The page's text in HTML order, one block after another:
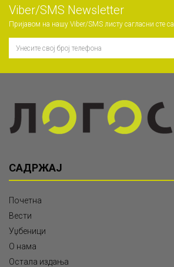
Viber/SMS Newsletter
Пријавом на нашу Viber/SMS листу сагласни сте са
САДРЖАЈ
Почетна
Вести
Уџбеници
О нама
Остала издања